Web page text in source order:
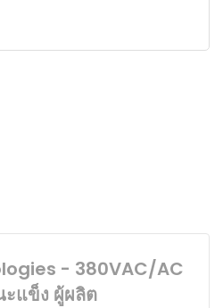
- 380VAC/AC
ะแข็ง ผู้ผลิต